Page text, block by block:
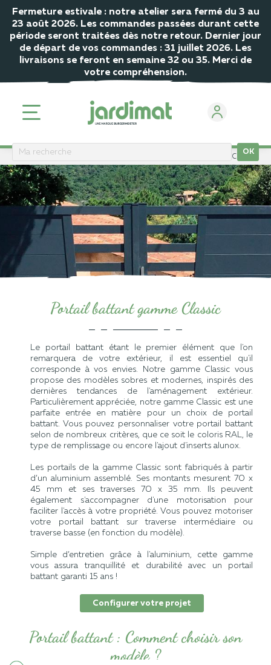
Fermeture estivale : notre atelier sera fermé du 3 au
23 août 2026. Les commandes passées durant cette
période seront traitées dès notre retour. Dernier jour
de départ de vos commandes : 31 juillet 2026. Les
livraisons se feront en semaine 32 ou 35. Merci de
votre compréhension.
OK
ACCUEIL Portail Portail battant gamme Classic
Portail battant gamme Classic
Le portail battant étant le premier élément que l'on
remarquera de votre extérieur, il est essentiel qu'il
corresponde à vos envies. Notre gamme Classic vous
propose des modèles sobres et modernes, inspirés des
dernières tendances de l'aménagement extérieur.
Particulièrement appréciée, notre gamme Classic est une
parfaite entrée en matière pour un choix de portail
battant. Vous pouvez personnaliser votre portail battant
selon de nombreux critères, que ce soit le coloris RAL, le
type de remplissage ou encore l'ajout d'inserts alunox.
Les portails de la gamme Classic sont fabriqués à partir
d’un aluminium assemblé. Ses montants mesurent 70 x
45 mm et ses traverses 70 x 35 mm. Ils peuvent
également s'accompagner d'une motorisation pour
faciliter l'accès à votre propriété. Vous pouvez motoriser
votre portail battant sur traverse intermédiaire ou
traverse basse (en fonction du modèle).
Simple d’entretien grâce à l'aluminium, cette gamme
vous assura tranquillité et durabilité avec un portail
battant garanti 15 ans !
Configurer votre projet
Portail battant : Comment choisir son
modèle ?